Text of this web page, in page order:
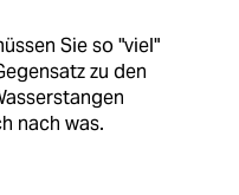
Sie so "viel"
zu den
nach was.